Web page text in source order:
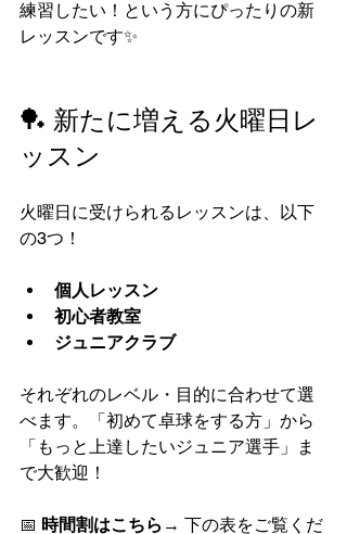
練習したい！という方にぴったりの新
レッスンです✨
🏓 新たに増える火曜日レ
ッスン
火曜日に受けられるレッスンは、以下
の3つ！
個人レッスン
初心者教室
ジュニアクラブ
それぞれのレベル・目的に合わせて選
べます。「初めて卓球をする方」から
「もっと上達したいジュニア選手」ま
で大歓迎！
📅 時間割はこちら → 下の表をご覧くだ